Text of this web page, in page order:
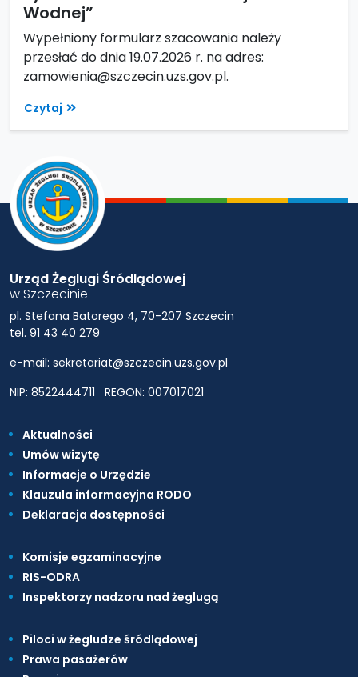
Wodnej”
Wypełniony formularz szacowania należy
przesłać do dnia 19.07.2026 r. na adres:
zamowienia@szczecin.uzs.gov.pl.
Czytaj
Urząd Żeglugi Śródlądowej
w Szczecinie
pl. Stefana Batorego 4, 70-207 Szczecin
tel. 91 43 40 279
e-mail: sekretariat@szczecin.uzs.gov.pl
NIP: 8522444711
REGON: 007017021
Aktualności
Umów wizytę
Informacje o Urzędzie
Klauzula informacyjna RODO
Deklaracja dostępności
Komisje egzaminacyjne
RIS-ODRA
Inspektorzy nadzoru nad żeglugą
Piloci w żegludze śródlądowej
Prawa pasażerów